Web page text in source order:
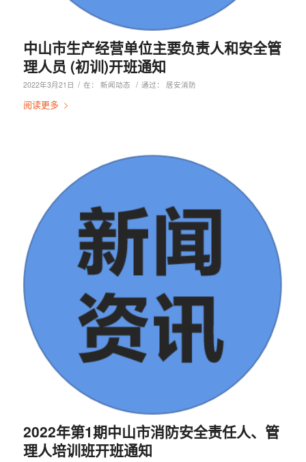
中山市生产经营单位主要负责人和安全管
理人员 (初训)开班通知
2022年3月21日 / 在： 新闻动态 / 通过： 居安消防
阅读更多
2022年第1期中山市消防安全责任人、管
理人培训班开班通知